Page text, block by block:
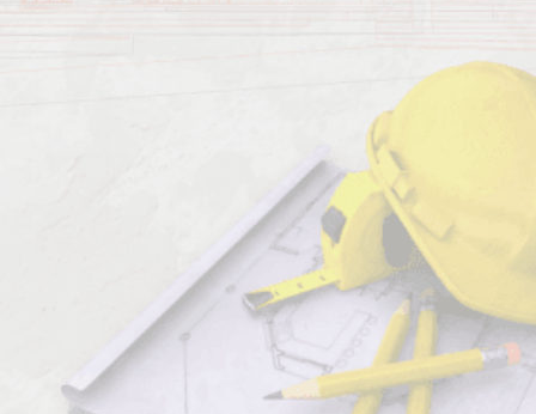
Должен знать: